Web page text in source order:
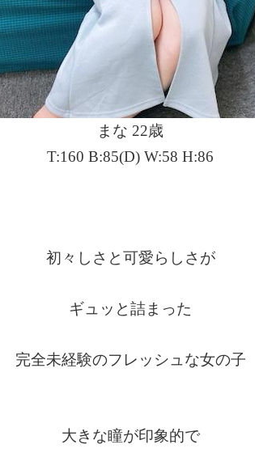
まな 22歳
T:160 B:85(D) W:58 H:86
初々しさと可愛らしさが
ギュッと詰まった
完全未経験のフレッシュな女の子
大きな瞳が印象的で